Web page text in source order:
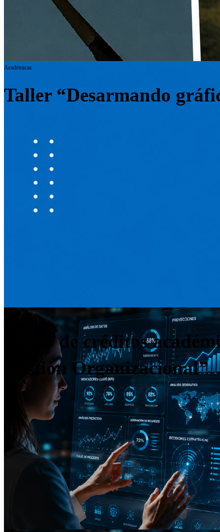
Académicas
Taller “Desarmando
Académicas
Curso de créditos
Gestión Organizacional”